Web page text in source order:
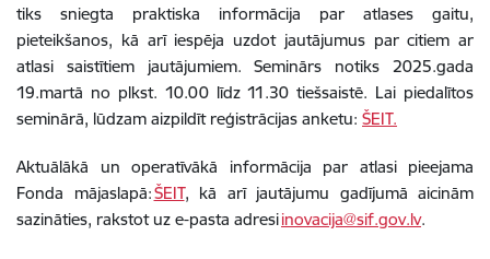
tiks sniegta praktiska informācija par atlases gaitu,
pieteikšanos, kā arī iespēja uzdot jautājumus par citiem ar
atlasi saistītiem jautājumiem. Seminārs notiks 2025.gada
19.martā no plkst. 10.00 līdz 11.30 tiešsaistē. Lai piedalītos
seminārā, lūdzam aizpildīt reģistrācijas anketu: ŠEIT.
Aktuālākā un operatīvākā informācija par atlasi pieejama
Fonda mājaslapā:ŠEIT, kā arī jautājumu gadījumā aicinām
sazināties, rakstot uz e-pasta adresiinovacija@sif.gov.lv.